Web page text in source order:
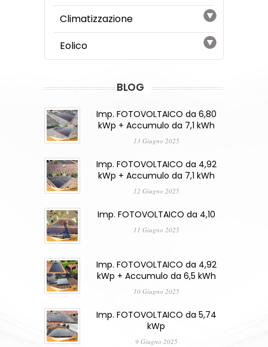
Climatizzazione
Eolico
BLOG
Imp. FOTOVOLTAICO da 6,80
kWp + Accumulo da 7,1 kWh
13 Giugno 2025
Imp. FOTOVOLTAICO da 4,92
kWp + Accumulo da 7,1 kWh
12 Giugno 2025
Imp. FOTOVOLTAICO da 4,10
11 Giugno 2025
Imp. FOTOVOLTAICO da 4,92
kWp + Accumulo da 6,5 kWh
10 Giugno 2025
Imp. FOTOVOLTAICO da 5,74
kWp
9 Giugno 2025